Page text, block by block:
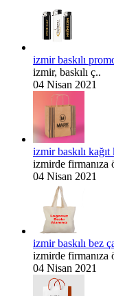
izmir baskılı
izmir, baskılı ç..
04 Nisan 2021
izmir baskılı
izmirde firmanıza
04 Nisan 2021
izmir baskılı bez
izmirde firmanıza
04 Nisan 2021